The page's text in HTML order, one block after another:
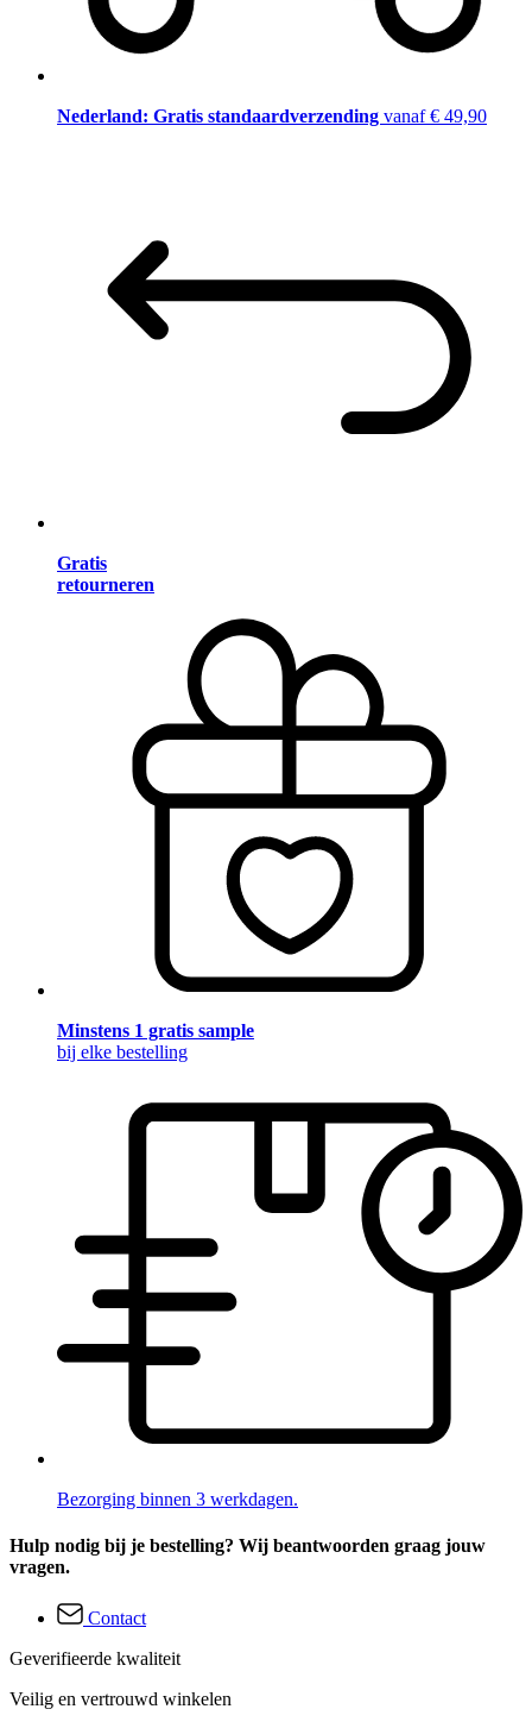
Nederland: Gratis standaardverzending vanaf € 49,90
Gratis
retourneren
Minstens 1 gratis sample
bij elke bestelling
Bezorging binnen 3 werkdagen.
Hulp nodig bij je bestelling? Wij beantwoorden graag jouw
vragen.
Contact
Geverifieerde kwaliteit
Veilig en vertrouwd winkelen